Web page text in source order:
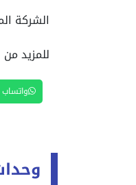
الشركة
للمزيد من
واتساب